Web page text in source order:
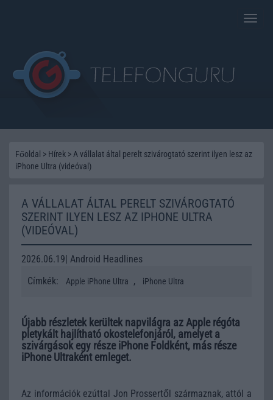
Toggle
Főoldal > Hírek > A vállalat által perelt szivárogtató szerint ilyen lesz az
iPhone Ultra (videóval)
A VÁLLALAT ÁLTAL PERELT SZIVÁROGTATÓ
SZERINT ILYEN LESZ AZ IPHONE ULTRA
(VIDEÓVAL)
2026.06.19| Android Headlines
Címkék:
Apple iPhone Ultra , iPhone Ultra
Újabb részletek kerültek napvilágra az Apple régóta
pletykált hajlítható okostelefonjáról, amelyet a
szivárgások egy része iPhone Foldként, más része
iPhone Ultraként emleget.
Az információk ezúttal Jon Prossertől származnak, attól a